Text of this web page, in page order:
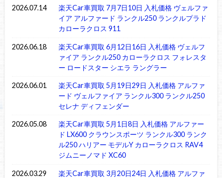
2026.07.14
楽天Car車買取 7月7日10日 入札価格 ヴェルファ
イア アルファード ランクル250 ランクルプラド
カローラクロス 911
2026.06.18
楽天Car車買取 6月12日16日 入札価格 ヴェルフ
ァイア ランクル250 カローラクロス フォレスタ
ー ロードスター シエラ ラングラー
2026.06.01
楽天Car車買取 5月19日29日 入札価格 アルファ
ード ヴェルファイア ランクル300 ランクル250
セレナ ディフェンダー
2026.05.08
楽天Car車買取 5月1日8日 入札価格 アルファー
ド LX600 クラウンスポーツ ランクル300 ランク
ル250 ハリアー モデルY カローラクロス RAV4
ジムニーノマド XC60
2026.03.29
楽天Car車買取 3月20日24日 入札価格 アルファ